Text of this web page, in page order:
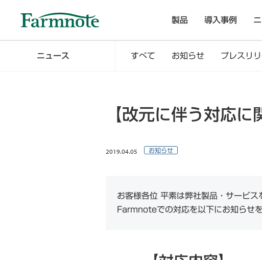
製品 導入事例
ニュース すべて お知らせ プレスリ
【改元に伴う対応に
2019.04.05 お知らせ
お客様各位 平素は弊社製品・サービス
Farmnoteでの対応を以下にお知らせを